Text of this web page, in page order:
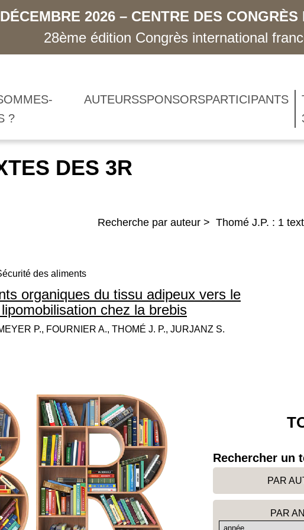
2026 – CENTRE DES
28ème édition Congrès international
?
AUTEURSSPONSORSPARTICIPANTS
DES 3R
Recherche par auteur > Thomé J.P. : 1
des aliments
organiques du tissu adipeux vers le
chez la brebis
P., FOURNIER A., THOMÉ J. P., JURJANZ S.
Rechercher un
PAR
PAR